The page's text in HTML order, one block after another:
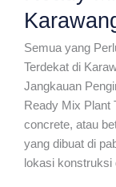
Semua yang
Terdekat di
Jangkauan
Ready Mix Plant
concrete, atau
yang dibuat di
lokasi